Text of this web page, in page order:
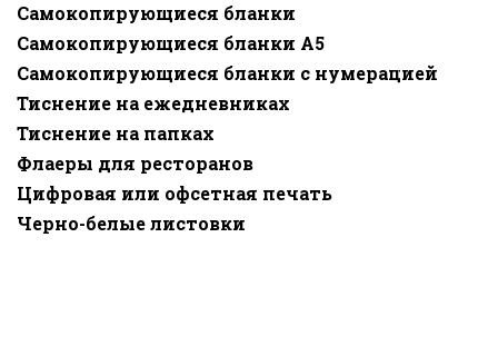
Самокопирующиеся бланки
Самокопирующиеся бланки A5
Самокопирующиеся бланки с нумерацией
Тиснение на ежедневниках
Тиснение на папках
Флаеры для ресторанов
Цифровая или офсетная печать
Черно-белые листовки